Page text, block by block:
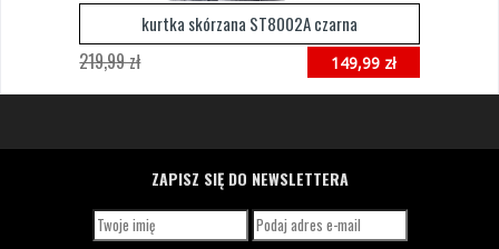
kurtka skórzana ST8002A czarna
149,99 zł
219,99 zł
ZAPISZ SIĘ DO NEWSLETTERA